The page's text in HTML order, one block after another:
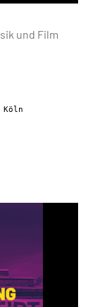
und Film
Köln